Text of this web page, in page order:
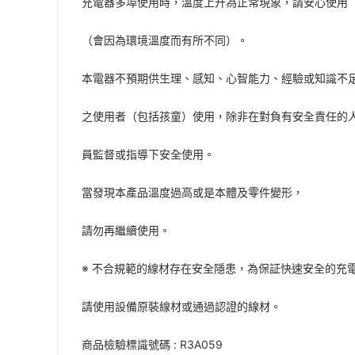
（會因為環境溫度而有所不同）。
本電器不預期供生理、感知、心智能力、經驗或知識不
之使用者（包括孩童）使用，除非在對負有安全責任的
員監督或指導下安全使用。
當發現本產品溫度過高或是本體及零件變形，
請勿再繼續使用。
※ 不合規範的線材存在安全隱患，為保証快速安全的充
請使用設備原裝線材或通過認證的線材。
商品檢驗標識號碼 : R3A059